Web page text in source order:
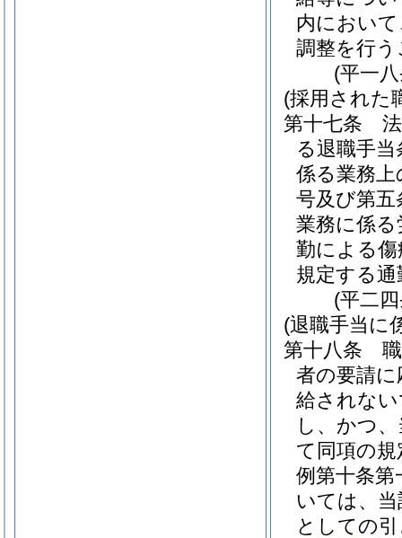
内におい
調整を行
(平一
(採用された
第十七条
る退職手
係る業務上
号及び第
業務に係る
勤による
規定する
(平二
(退職手当に
第十八条
者の要請
給されな
し、かつ
て同項の
例第十条
いては、
としての